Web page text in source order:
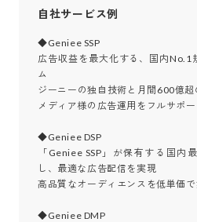
自社サービス例
◆Geniee SSP
広告収益を最大化する、国内No.1
ム
ジーニーの独自技術と月間600億超
メディア様の広告運用をフルサポー
◆Geniee DSP
「Geniee SSP」が保有する国内
し、最適な広告配信を実現
高品質なオーディエンスを低単価
◆Geniee DMP